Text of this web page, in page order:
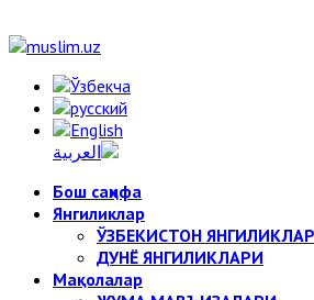
Бош саҳифа
Янгиликлар
ЎЗБЕКИСТОН
ДУНЁ ЯНГИЛИКЛАРИ
Мақолалар